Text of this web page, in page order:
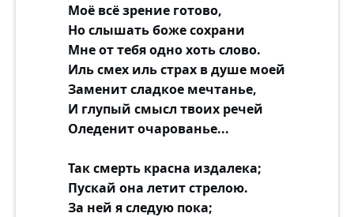
Моё всё зрение готово,
Но слышать боже сохрани
Мне от тебя одно хоть слово.
Иль смех иль страх в душе моей
Заменит сладкое мечтанье,
И глупый смысл твоих речей
Оледенит очарованье...
Так смерть красна издалека;
Пускай она летит стрелою.
За ней я следую пока;